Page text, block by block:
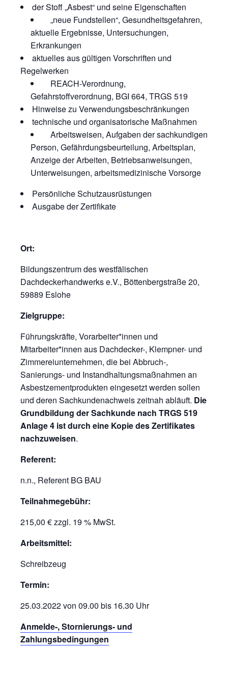
der Stoff „Asbest“ und seine Eigenschaften
„neue Fundstellen“, Gesundheitsgefahren,
aktuelle Ergebnisse, Untersuchungen,
Erkrankungen
aktuelles aus gültigen Vorschriften und
Regelwerken
REACH-Verordnung,
Gefahrstoffverordnung, BGI 664, TRGS 519
Hinweise zu Verwendungsbeschränkungen
technische und organisatorische Maßnahmen
Arbeitsweisen, Aufgaben der sachkundigen
Person, Gefährdungsbeurteilung, Arbeitsplan,
Anzeige der Arbeiten, Betriebsanweisungen,
Unterweisungen, arbeitsmedizinische Vorsorge
Persönliche Schutzausrüstungen
Ausgabe der Zertifikate
Ort:
Bildungszentrum des westfälischen
Dachdeckerhandwerks e.V., Böttenbergstraße 20,
59889 Eslohe
Zielgruppe:
Führungskräfte, Vorarbeiter*innen und
Mitarbeiter*innen aus Dachdecker-, Klempner- und
Zimmereiunternehmen, die bei Abbruch-,
Sanierungs- und Instandhaltungsmaßnahmen an
Asbestzementprodukten eingesetzt werden sollen
und deren Sachkundenachweis zeitnah abläuft. Die
Grundbildung derSachkunde nach TRGS 519
Anlage 4 ist durch eine Kopie des Zertifikates
nachzuweisen.
Referent:
n.n., Referent BG BAU
Teilnahmegebühr:
215,00 € zzgl. 19 % MwSt.
Arbeitsmittel:
Schreibzeug
Termin:
25.03.2022 von 09.00 bis 16.30 Uhr
Anmelde-, Stornierungs- und
Zahlungsbedingungen